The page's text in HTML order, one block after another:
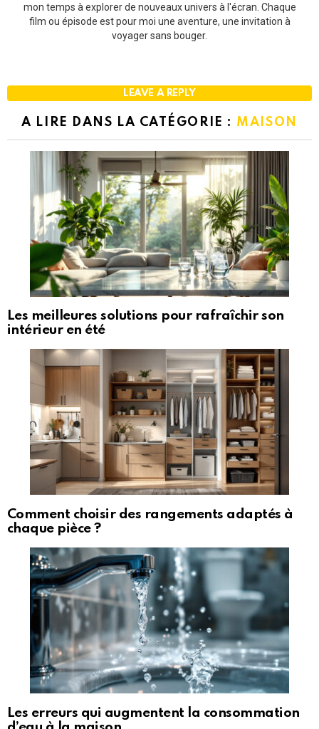
mon temps à explorer de nouveaux univers à l'écran. Chaque
film ou épisode est pour moi une aventure, une invitation à
voyager sans bouger.
LEAVE A REPLY
A LIRE DANS LA CATÉGORIE : MAISON
Les meilleures solutions pour rafraîchir son
intérieur en été
Comment choisir des rangements adaptés à
chaque pièce ?
Les erreurs qui augmentent la consommation